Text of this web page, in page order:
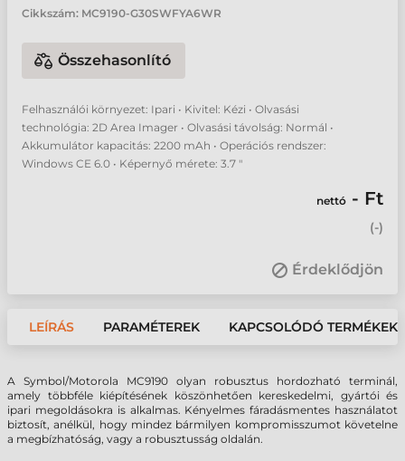
Cikkszám: MC9190-G30SWFYA6WR
Összehasonlító
Felhasználói környezet: Ipari • Kivitel: Kézi • Olvasási
technológia: 2D Area Imager • Olvasási távolság: Normál •
Akkumulátor kapacitás: 2200 mAh • Operációs rendszer:
Windows CE 6.0 • Képernyő mérete: 3.7 "
nettó - Ft
(-)
Érdeklődjön
LEÍRÁS PARAMÉTEREK KAPCSOLÓDÓ TERMÉKEK
A Symbol/Motorola MC9190 olyan robusztus hordozható terminál,
amely többféle kiépítésének köszönhetően kereskedelmi, gyártói és
ipari megoldásokra is alkalmas. Kényelmes fáradásmentes használatot
biztosít, anélkül, hogy mindez bármilyen kompromisszumot követelne
a megbízhatóság, vagy a robusztusság oldalán.